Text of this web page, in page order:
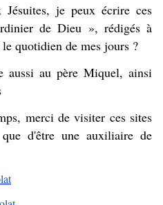
Jésuites, je peux écrire ces
de Dieu », rédigés à
quotidien de mes jours ?
aussi au père Miquel, ainsi
merci de visiter ces sites
d'être une auxiliaire de